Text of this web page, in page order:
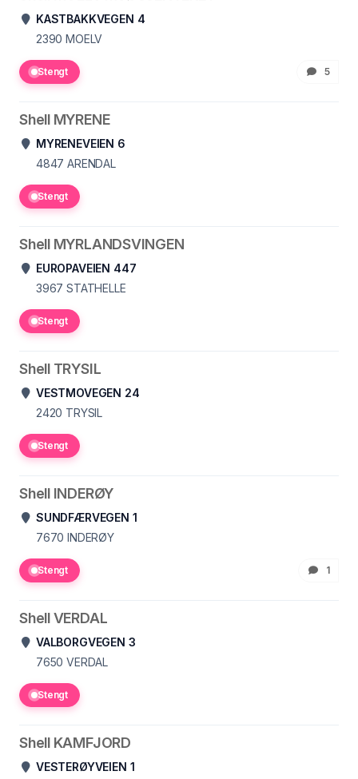
KASTBAKKVEGEN 4
2390 MOELV
Stengt 5
Shell MYRENE
MYRENEVEIEN 6
4847 ARENDAL
Stengt
Shell MYRLANDSVINGEN
EUROPAVEIEN 447
3967 STATHELLE
Stengt
Shell TRYSIL
VESTMOVEGEN 24
2420 TRYSIL
Stengt
Shell INDERØY
SUNDFÆRVEGEN 1
7670 INDERØY
Stengt 1
Shell VERDAL
VALBORGVEGEN 3
7650 VERDAL
Stengt
Shell KAMFJORD
VESTERØYVEIEN 1